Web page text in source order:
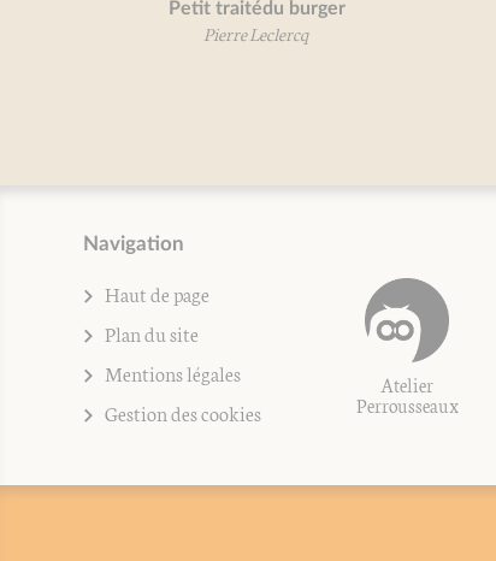
Petit traitédu burger
Pierre Leclercq
Navigation
Haut de page
Plan du site
Mentions légales
Gestion des cookies
Atelier
Perrousseaux